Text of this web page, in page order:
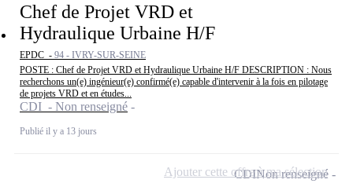
Chef de Projet VRD et
Hydraulique Urbaine H/F
EPDC - 94 - IVRY-SUR-SEINE
POSTE : Chef de Projet VRD et Hydraulique Urbaine H/F DESCRIPTION : Nous
recherchons un(e) ingénieur(e) confirmé(e) capable d'intervenir à la fois en pilotage
de projets VRD et en études...
CDI - Non renseigné
Publié il y a 13 jours
CDINon renseigné
Ajouter cette offre à ma sélection